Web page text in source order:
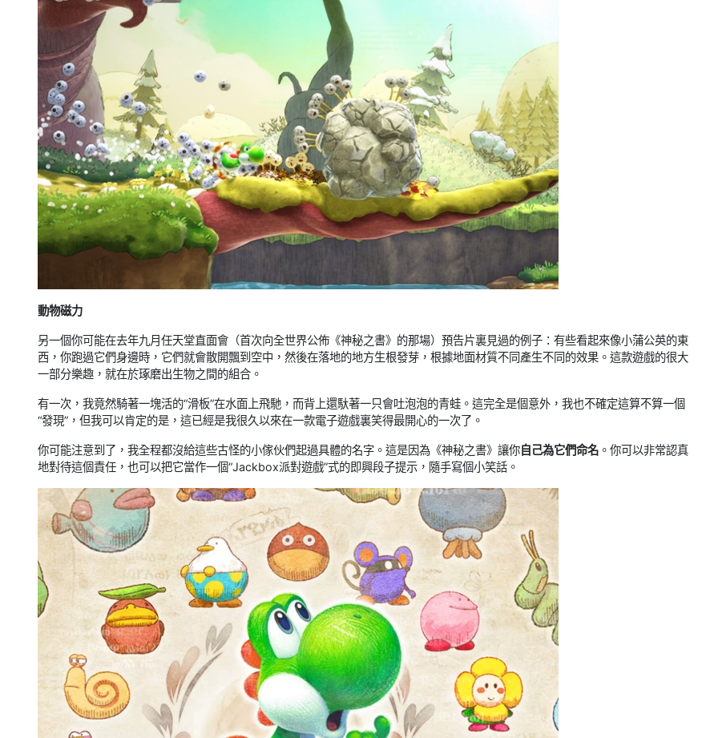
動物磁力
另一個你可能在去年九月任天堂直面會（首次向全世界公佈《神秘之書》的那場）預告片裏見過的例子：有些看起來像小蒲公英的東
西，你跑過它們身邊時，它們就會散開飄到空中，然後在落地的地方生根發芽，根據地面材質不同產生不同的效果。這款遊戲的很大
一部分樂趣，就在於琢磨出生物之間的組合。
有一次，我竟然騎著一塊活的“滑板”在水面上飛馳，而背上還馱著一只會吐泡泡的青蛙。這完全是個意外，我也不確定這算不算一個
“發現”，但我可以肯定的是，這已經是我很久以來在一款電子遊戲裏笑得最開心的一次了。
你可能注意到了，我全程都沒給這些古怪的小傢伙們起過具體的名字。這是因為《神秘之書》讓你自己為它們命名 。你可以非常認真
地對待這個責任，也可以把它當作一個“Jackbox派對遊戲”式的即興段子提示，隨手寫個小笑話。